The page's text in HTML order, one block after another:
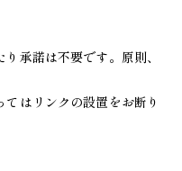
承諾は不要です。原則、
はリンクの設置をお断り